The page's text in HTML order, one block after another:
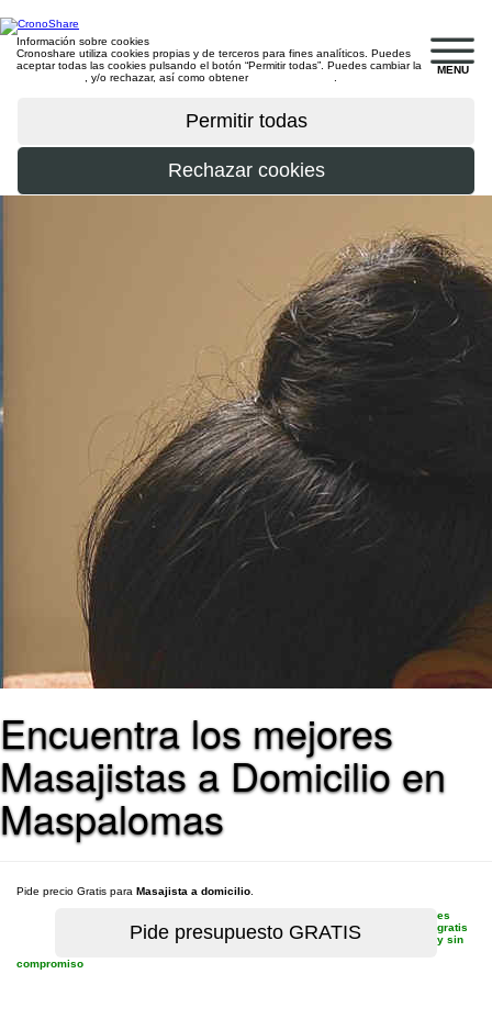
MENU
Información sobre cookies
Cronoshare utiliza cookies propias y de terceros para fines analíticos. Puedes
aceptar todas las cookies pulsando el botón “Permitir todas”. Puedes cambiar la
, y/o rechazar, así como obtener
Encuentra los mejores
Masajistas a Domicilio en
Maspalomas
Pide precio Gratis para Masajista a domicilio
es
gratis
y sin
compromiso